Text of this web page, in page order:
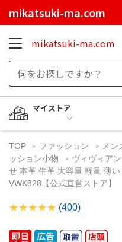
mikatsuki-ma.com
mikatsuki-ma.com
マイストア
TOP ファッション メン
ッション小物
ヴィヴィア
せ 本革 牛革 大容量 軽量 薄
VWK828【公式直営ストア】
(400)